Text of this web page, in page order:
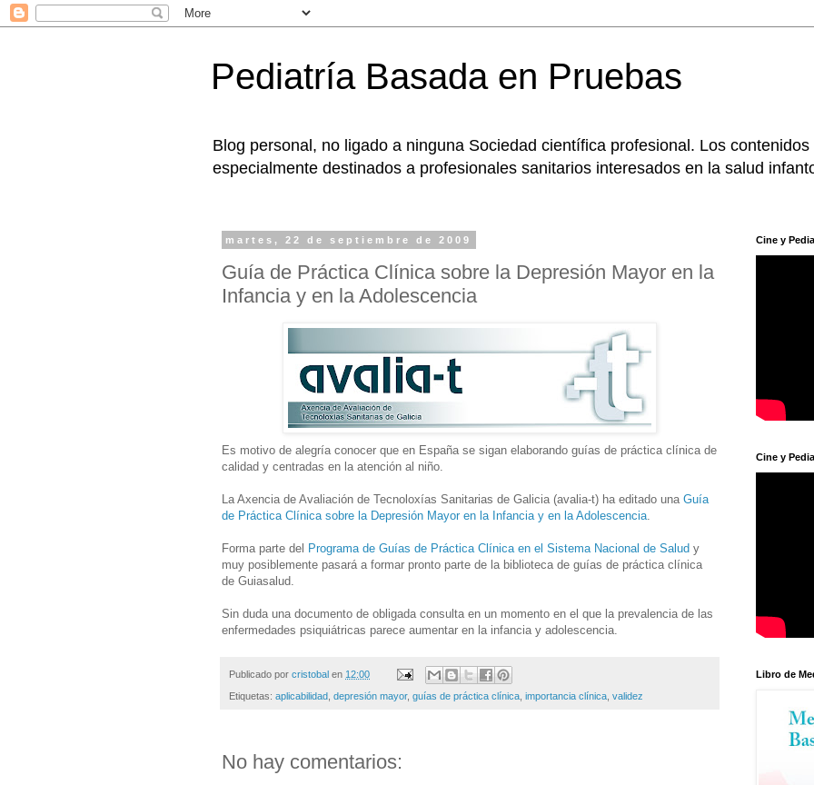
Pediatría Basada en Pruebas
Blog personal, no ligado a ninguna Sociedad científica profesional. Los
especialmente destinados a profesionales sanitarios interesados en la salud
martes, 22 de septiembre de 2009
Guía de Práctica Clínica sobre la Depresión Mayor en la
Infancia y en la Adolescencia
Es motivo de alegría conocer que en España se sigan elaborando guías de práctica clínica de
calidad y centradas en la atención al niño.
La Axencia de Avaliación de Tecnoloxías Sanitarias de Galicia (avalia-t) ha editado una Guía
de Práctica Clínica sobre la Depresión Mayor en la Infancia y en la Adolescencia
Forma parte del Programa de Guías de Práctica Clínica en el Sistema Nacional de Salud y
muy posiblemente pasará a formar pronto parte de la biblioteca de guías de práctica clínica
de Guiasalud.
Sin duda una documento de obligada consulta en un momento en el que la prevalencia de las
enfermedades psiquiátricas parece aumentar en la infancia y adolescencia.
Publicado por cristobal en 12:00
Etiquetas: aplicabilidad depresión mayor, guías de práctica clínica importancia clínica validez
No hay comentarios:
Cine y
Cine y
Libro de